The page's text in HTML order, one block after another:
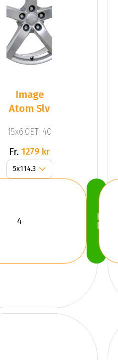
Image
Atom Slv
15x6.0ET: 40
Fr. 1279 kr
Köp
Nu